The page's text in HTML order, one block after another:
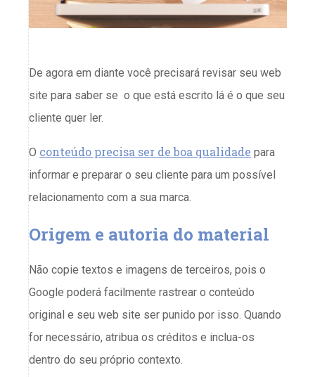
De agora em diante você precisará revisar seu web
site para saber se o que está escrito lá é o que seu
cliente quer ler.
O conteúdo precisa ser de boa qualidade para
informar e preparar o seu cliente para um possível
relacionamento com a sua marca.
Origem e autoria do material
Não copie textos e imagens de terceiros, pois o
Google poderá facilmente rastrear o conteúdo
original e seu web site ser punido por isso. Quando
for necessário, atribua os créditos e inclua-os
dentro do seu próprio contexto.